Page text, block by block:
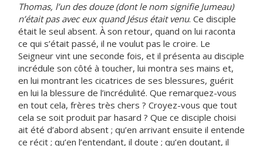
Thomas, l’un des douze (dont le nom signifie Jumeau)
n’était pas avec eux quand Jésus était venu. Ce disciple
était le seul absent. À son retour, quand on lui raconta
ce qui s’était passé, il ne voulut pas le croire. Le
Seigneur vint une seconde fois, et il présenta au disciple
incrédule son côté à toucher, lui montra ses mains et,
en lui montrant les cicatrices de ses blessures, guérit
en lui la blessure de l’incrédulité. Que remarquez-vous
en tout cela, frères très chers ? Croyez-vous que tout
cela se soit produit par hasard ? Que ce disciple choisi
ait été d’abord absent ; qu’en arrivant ensuite il entende
ce récit ; qu’en l’entendant, il doute ; qu’en doutant, il